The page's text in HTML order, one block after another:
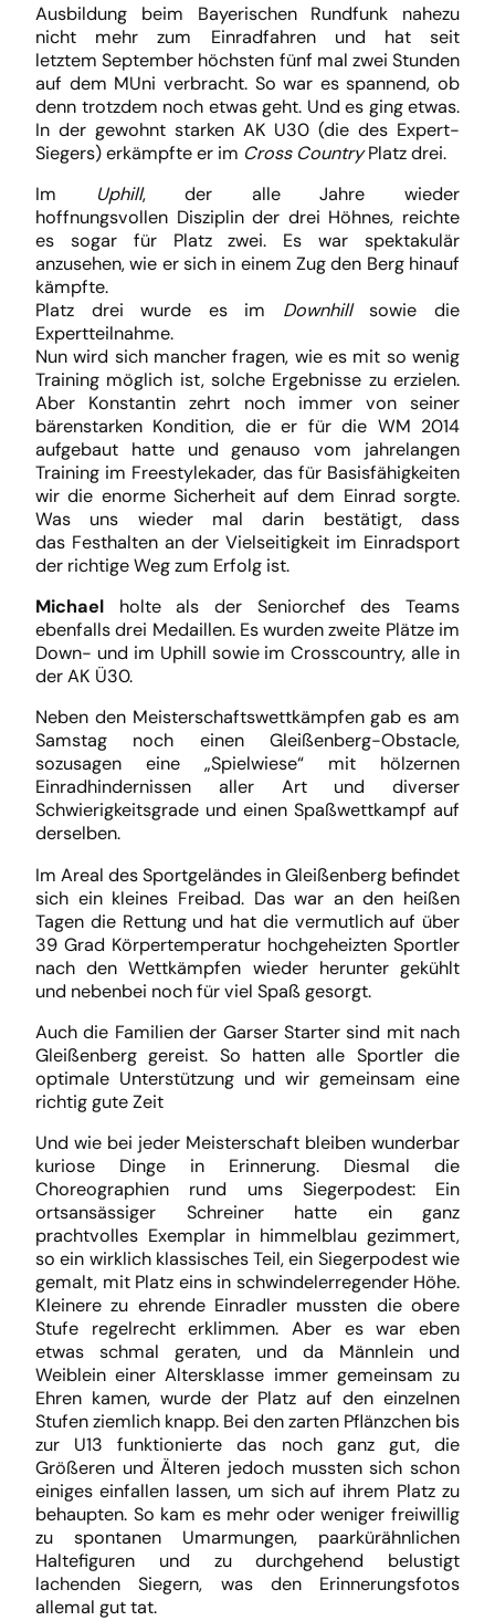
Ausbildung beim Bayerischen Rundfunk nahezu
nicht mehr zum Einradfahren und hat seit
letztem September höchsten fünf mal zwei Stunden
auf dem MUni verbracht. So war es spannend, ob
denn trotzdem noch etwas geht. Und es ging etwas.
In der gewohnt starken AK U30 (die des Expert-
Siegers) erkämpfte er im Cross CountryPlatz drei.
Im
Uphill, der alle Jahre wieder
hoffnungsvollen Disziplin der drei Höhnes, reichte
es sogar für Platz zwei. Es war spektakulär
anzusehen, wie er sich in einem Zug den Berg hinauf
kämpfte.
Platz drei wurde es im Downhillsowie die
Expertteilnahme.
Nun wird sich mancher fragen, wie es mit so wenig
Training möglich ist, solche Ergebnisse zu erzielen.
Aber Konstantin zehrt noch immer von seiner
bärenstarken Kondition, die er für die WM 2014
aufgebaut hatte und genauso vom jahrelangen
Training im Freestylekader, das für Basisfähigkeiten
wir die enorme Sicherheit auf dem Einrad sorgte.
Was uns wieder mal darin bestätigt, dass
das Festhalten an der Vielseitigkeit im Einradsport
der richtige Weg zum Erfolg ist.
Michael holte als der Seniorchef des Teams
ebenfalls drei Medaillen. Es wurden zweite Plätze im
Down- und im Uphill sowie im Crosscountry, alle in
der AK Ü30.
Neben den Meisterschaftswettkämpfen gab es am
Samstag noch einen Gleißenberg-Obstacle,
sozusagen eine „Spielwiese“ mit hölzernen
Einradhindernissen aller Art und diverser
Schwierigkeitsgrade und einen Spaßwettkampf auf
derselben.
Im Areal des Sportgeländes in Gleißenberg befindet
sich ein kleines Freibad. Das war an den heißen
Tagen die Rettung und hat die vermutlich auf über
39 Grad Körpertemperatur hochgeheizten Sportler
nach den Wettkämpfen wieder herunter gekühlt
und nebenbei noch für viel Spaß gesorgt.
Auch die Familien der Garser Starter sind mit nach
Gleißenberg gereist. So hatten alle Sportler die
optimale Unterstützung und wir gemeinsam eine
richtig gute Zeit
Und wie bei jeder Meisterschaft bleiben wunderbar
kuriose Dinge in Erinnerung. Diesmal die
Choreographien rund ums Siegerpodest: Ein
ortsansässiger Schreiner hatte ein ganz
prachtvolles Exemplar in himmelblau gezimmert,
so ein wirklich klassisches Teil, ein Siegerpodest wie
gemalt, mit Platz eins in schwindelerregender Höhe.
Kleinere zu ehrende Einradler mussten die obere
Stufe regelrecht erklimmen. Aber es war eben
etwas schmal geraten, und da Männlein und
Weiblein einer Altersklasse immer gemeinsam zu
Ehren kamen, wurde der Platz auf den einzelnen
Stufen ziemlich knapp. Bei den zarten Pflänzchen bis
zur U13 funktionierte das noch ganz gut, die
Größeren und Älteren jedoch mussten sich schon
einiges einfallen lassen, um sich auf ihrem Platz zu
behaupten. So kam es mehr oder weniger freiwillig
zu spontanen Umarmungen, paarkürähnlichen
Haltefiguren und zu durchgehend belustigt
lachenden Siegern, was den Erinnerungsfotos
allemal gut tat.